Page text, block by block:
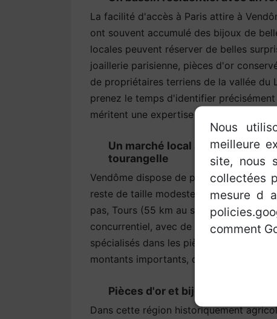
La facilité d'accès à Paris attire à
ont souvent accumulé des bijoux de
locales peuvent réserver de belles
joaillerie parisienne, pièces d'or
de propriétaires terriens de la vallée du
prenez le temps d'identifier
méritent une expertise plutôt qu'un
Un marché local à compléter
tourangelle
Vendôme dispose de professionnels du
reste de taille modeste. Si les offres
pas, Tours (55 km au sud-ouest)
concurrentiel, avec de nombreux
spécialisés dans les pièces d'or et les
montants importants, ce déplacement
Pièces d'or et bijoux de la vallée
Dans cette région historiquement
Nous
meilleure
site, nous
collectées
mesure d
comment